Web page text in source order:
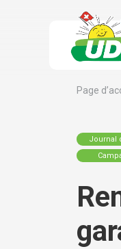
Page
Journal